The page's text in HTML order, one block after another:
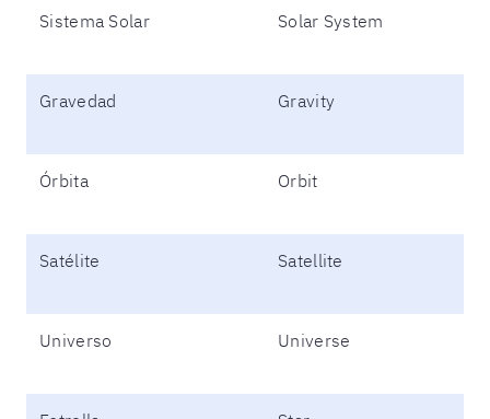
Sistema Solar Solar System
Gravedad Gravity
Órbita Orbit
Satélite Satellite
Universo Universe